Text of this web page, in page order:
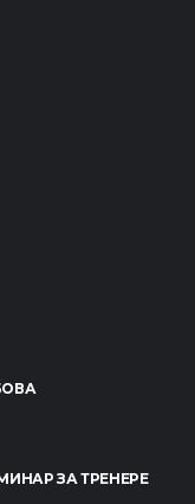
ЗА ТРЕНЕРЕ